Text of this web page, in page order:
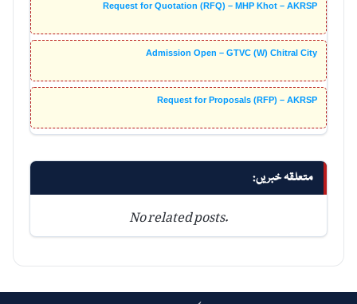
Request for Quotation (RFQ) – MHP Khot – AKRSP
Admission Open – GTVC (W) Chitral City
Request for Proposals (RFP) – AKRSP
متعلقہ خبریں:
No related posts.